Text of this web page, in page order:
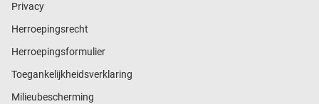
Privacy
Herroepingsrecht
Herroepingsformulier
Toegankelijkheidsverklaring
Milieubescherming